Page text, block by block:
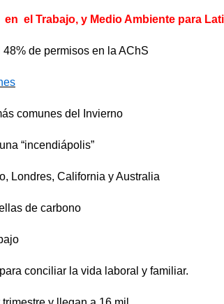
el Trabajo, y Medio Ambiente para
de permisos en la AChS
comunes del Invierno
“incendiápolis”
Londres, California y Australia
de carbono
conciliar la vida laboral y familiar.